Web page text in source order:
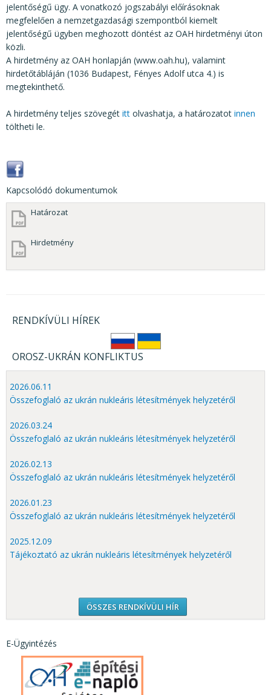
jelentőségű ügy. A vonatkozó jogszabályi előírásoknak
megfelelően a nemzetgazdasági szempontból kiemelt
jelentőségű ügyben meghozott döntést az OAH hirdetményi úton
közli.
A hirdetmény az OAH honlapján (www.oah.hu), valamint
hirdetőtábláján (1036 Budapest, Fényes Adolf utca 4.) is
megtekinthető.
A hirdetmény teljes szövegét itt olvashatja, a határozatot innen
töltheti le.
Kapcsolódó dokumentumok
Határozat
Hirdetmény
RENDKÍVÜLI HÍREK
OROSZ-UKRÁN KONFLIKTUS
2026.06.11
Összefoglaló az ukrán nukleáris létesítmények helyzetéről
2026.03.24
Összefoglaló az ukrán nukleáris létesítmények helyzetéről
2026.02.13
Összefoglaló az ukrán nukleáris létesítmények helyzetéről
2026.01.23
Összefoglaló az ukrán nukleáris létesítmények helyzetéről
2025.12.09
Tájékoztató az ukrán nukleáris létesítmények helyzetéről
ÖSSZES RENDKÍVÜLI HÍR
E-Ügyintézés